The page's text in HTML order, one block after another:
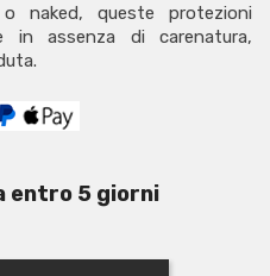
naked, queste protezioni
in assenza di carenatura,
entro 5 giorni